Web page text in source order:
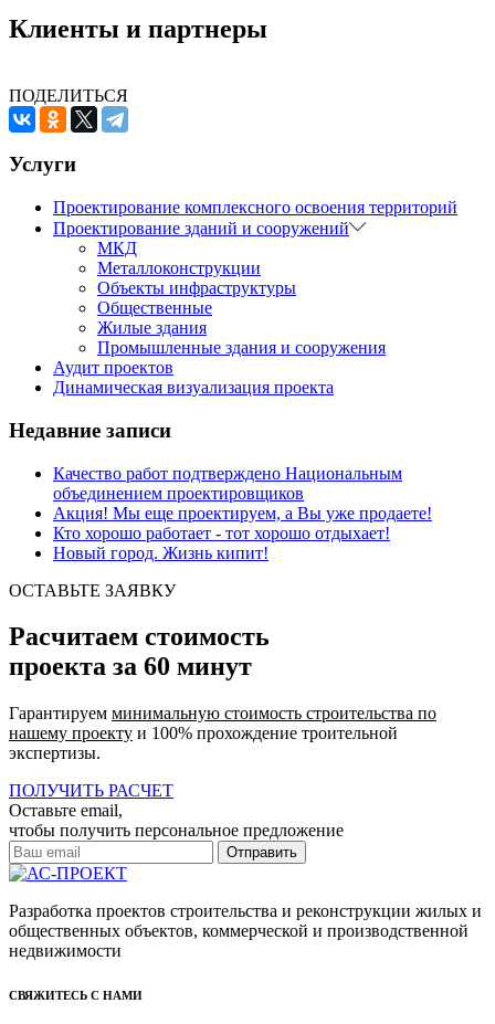
Клиенты и партнеры
ПОДЕЛИТЬСЯ
Услуги
Проектирование комплексного освоения территорий
Проектирование зданий и сооружений
МКД
Металлоконструкции
Объекты инфраструктуры
Общественные
Жилые здания
Промышленные здания и сооружения
Аудит проектов
Динамическая визуализация проекта
Недавние записи
Качество работ подтверждено Национальным
объединением проектировщиков
Акция! Мы еще проектируем, а Вы уже продаете!
Кто хорошо работает - тот хорошо отдыхает!
Новый город. Жизнь кипит!
ОСТАВЬТЕ ЗАЯВКУ
Расчитаем стоимость
проекта за 60 минут
Гарантируем минимальную стоимость строительства по
нашему проекту и 100% прохождение троительной
экспертизы.
ПОЛУЧИТЬ РАСЧЕТ
Оставьте email,
чтобы получить персональное предложение
Разработка проектов строительства и реконструкции жилых и
общественных объектов, коммерческой и производственной
недвижимости
СВЯЖИТЕСЬ С НАМИ